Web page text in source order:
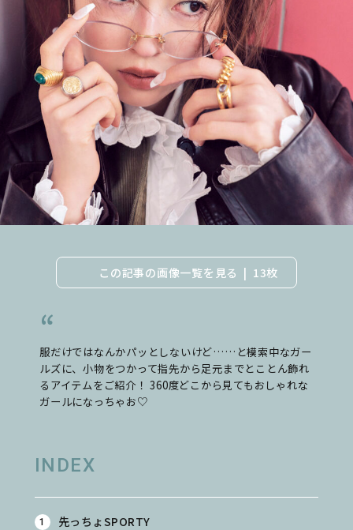
この記事の画像一覧を見る 13枚
服だけではなんかパッとしないけど……と模索中なガー
ルズに、小物をつかって指先から足元までとことん飾れ
るアイテムをご紹介！ 360度どこから見てもおしゃれな
ガールになっちゃお♡
INDEX
先っちょSPORTY